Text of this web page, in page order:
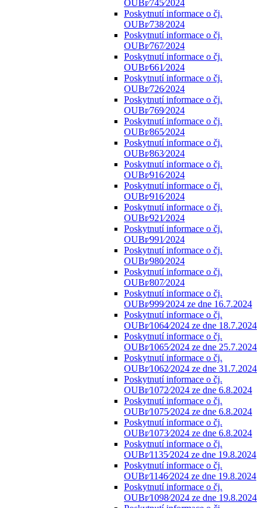
OUBr⁄745⁄2024
Poskytnutí informace o čj.
OUBr⁄738⁄2024
Poskytnutí informace o čj.
OUBr⁄767⁄2024
Poskytnutí informace o čj.
OUBr⁄661⁄2024
Poskytnutí informace o čj.
OUBr⁄726⁄2024
Poskytnutí informace o čj.
OUBr⁄769⁄2024
Poskytnutí informace o čj.
OUBr⁄865⁄2024
Poskytnutí informace o čj.
OUBr⁄863⁄2024
Poskytnutí informace o čj.
OUBr⁄916⁄2024
Poskytnutí informace o čj.
OUBr⁄916⁄2024
Poskytnutí informace o čj.
OUBr⁄921⁄2024
Poskytnutí informace o čj.
OUBr⁄991⁄2024
Poskytnutí informace o čj.
OUBr⁄980⁄2024
Poskytnutí informace o čj.
OUBr⁄807⁄2024
Poskytnutí informace o čj.
OUBr⁄999⁄2024 ze dne 16.7.2024
Poskytnutí informace o čj.
OUBr⁄1064⁄2024 ze dne 18.7.2024
Poskytnutí informace o čj.
OUBr⁄1065⁄2024 ze dne 25.7.2024
Poskytnutí informace o čj.
OUBr⁄1062⁄2024 ze dne 31.7.2024
Poskytnutí informace o čj.
OUBr⁄1072⁄2024 ze dne 6.8.2024
Poskytnutí informace o čj.
OUBr⁄1075⁄2024 ze dne 6.8.2024
Poskytnutí informace o čj.
OUBr⁄1073⁄2024 ze dne 6.8.2024
Poskytnutí informace o čj.
OUBr⁄1135⁄2024 ze dne 19.8.2024
Poskytnutí informace o čj.
OUBr⁄1146⁄2024 ze dne 19.8.2024
Poskytnutí informace o čj.
OUBr⁄1098⁄2024 ze dne 19.8.2024